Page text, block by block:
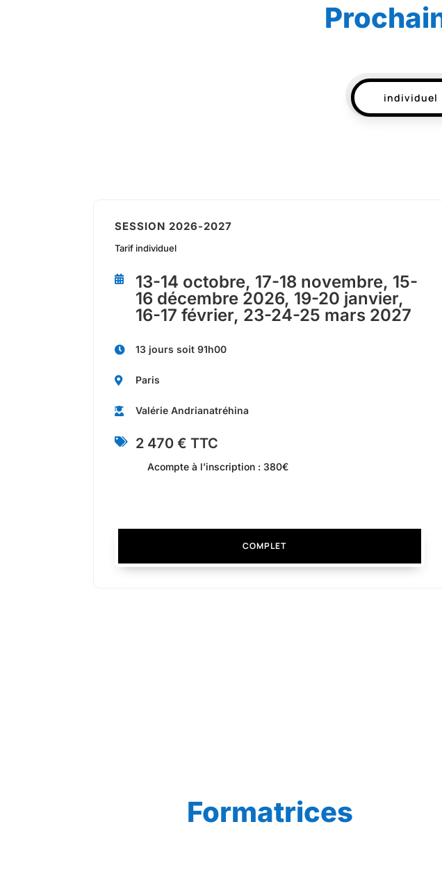
individuel
SESSION 2026-2027
Tarif individuel

13-14 octobre, 17-18 novembre, 15-
16 décembre 2026, 19-20 janvier,
16-17 février, 23-24-25 mars 2027
 13 jours soit 91h00
 Paris
 Valérie Andrianatréhina
 2 470 € TTC
Acompte à l’inscription : 380€
COMPLET
Formatrices